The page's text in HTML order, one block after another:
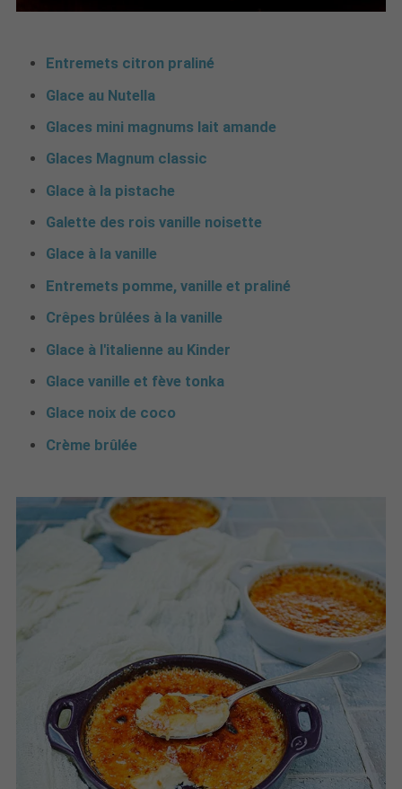
Entremets citron praliné
Glace au Nutella
Glaces mini magnums lait amande
Glaces Magnum classic
Glace à la pistache
Galette des rois vanille noisette
Glace à la vanille
Entremets pomme, vanille et praliné
Crêpes brûlées à la vanille
Glace à l'italienne au Kinder
Glace vanille et fève tonka
Glace noix de coco
Crème brûlée